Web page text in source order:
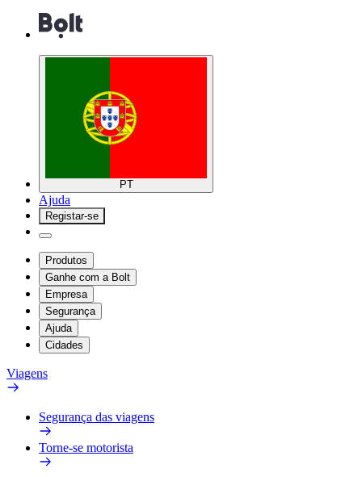
PT
Ajuda
Registar-se
Produtos
Ganhe com a Bolt
Empresa
Segurança
Ajuda
Cidades
Viagens
Segurança das viagens
Torne-se motorista